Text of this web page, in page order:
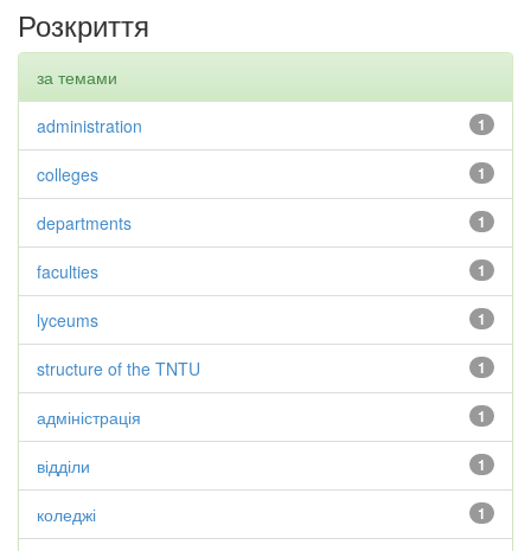
Розкриття
за темами
1
administration
1
colleges
1
departments
1
faculties
1
lyceums
1
structure of the TNTU
1
адміністрація
1
відділи
1
коледжі